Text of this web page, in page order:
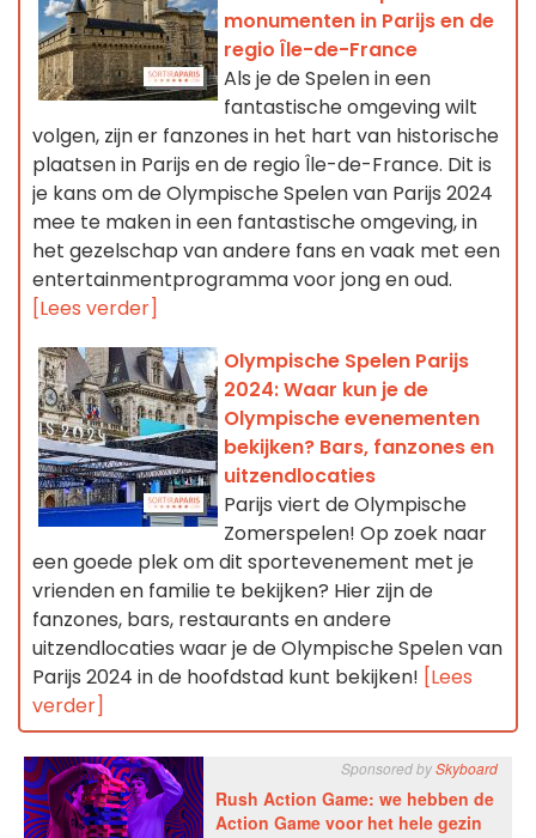
monumenten in Parijs en de
regio Île-de-France
Als je de Spelen in een
fantastische omgeving wilt
volgen, zijn er fanzones in het hart van historische
plaatsen in Parijs en de regio Île-de-France. Dit is
je kans om de Olympische Spelen van Parijs 2024
mee te maken in een fantastische omgeving, in
het gezelschap van andere fans en vaak met een
entertainmentprogramma voor jong en oud.
[Lees verder]
Olympische Spelen Parijs
2024: Waar kun je de
Olympische evenementen
bekijken? Bars, fanzones en
uitzendlocaties
Parijs viert de Olympische
Zomerspelen! Op zoek naar
een goede plek om dit sportevenement met je
vrienden en familie te bekijken? Hier zijn de
fanzones, bars, restaurants en andere
uitzendlocaties waar je de Olympische Spelen van
Parijs 2024 in de hoofdstad kunt bekijken! [Lees
verder]